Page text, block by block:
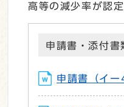
高等の減少率が認
申請書・添付書
申請書（イー